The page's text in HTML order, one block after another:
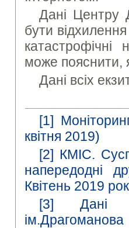
Дані Центру
бути
може пояснити,
Дані всіх
[1]
квітня 2019)
[2] КМІС.
напередодні
Квітень 2019
[3]
Дані
ім.Драгоманова